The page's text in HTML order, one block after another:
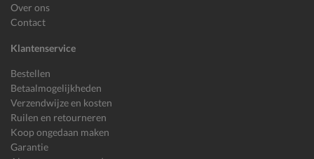
Over ons
Contact
Klantenservice
Bestellen
Betaalmogelijkheden
Verzendwijze en kosten
Ruilen en retourneren
Koop ongedaan maken
Garantie